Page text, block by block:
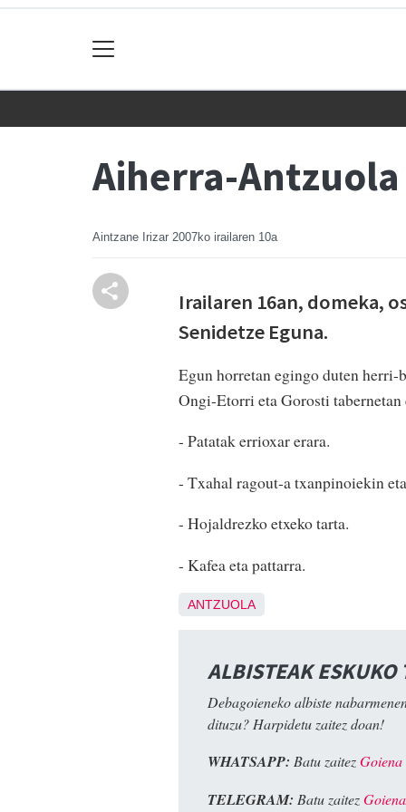
Aiherra-
Aintzane Irizar 2007ko irailaren 10a
Irailaren 16an, domeka,
Senidetze Eguna.
Egun horretan egingo duten herri-
Ongi-Etorri eta Gorosti tabernetan
- Patatak errioxar erara.
- Txahal ragout-a txanpinoiekin
- Hojaldrezko etxeko tarta.
- Kafea eta pattarra.
ANTZUOLA
ALBISTEAK ESKUKO
Debagoieneko albiste
dituzu? Harpidetu zaitez doan!
WHATSAPP: Batu zaitezGoiena
TELEGRAM: Batu zaitez